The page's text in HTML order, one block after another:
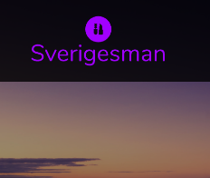
content
Allt